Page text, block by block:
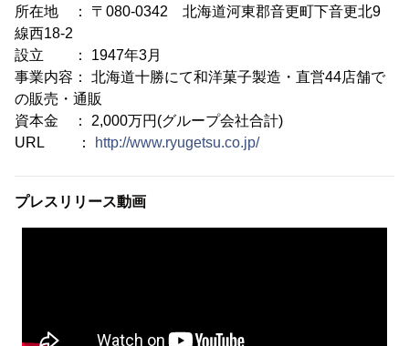
所在地 ： 〒080-0342 北海道河東郡音更町下音更北9
線西18-2
設立 ： 1947年3月
事業内容： 北海道十勝にて和洋菓子製造・直営44店舗で
の販売・通販
資本金 ： 2,000万円(グループ会社合計)
URL ：
http://www.ryugetsu.co.jp/
プレスリリース動画